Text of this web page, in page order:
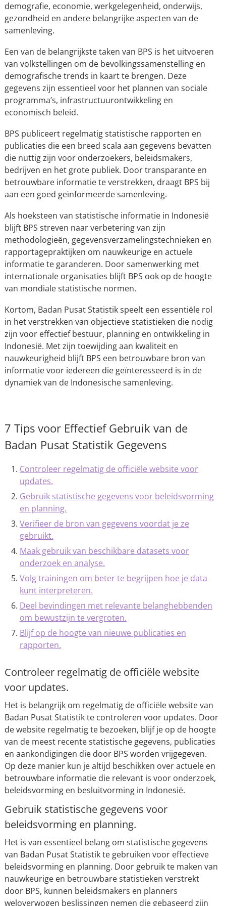
demografie, economie, werkgelegenheid, onderwijs,
gezondheid en andere belangrijke aspecten van de
samenleving.
Een van de belangrijkste taken van BPS is het uitvoeren
van volkstellingen om de bevolkingssamenstelling en
demografische trends in kaart te brengen. Deze
gegevens zijn essentieel voor het plannen van sociale
programma’s, infrastructuurontwikkeling en
economisch beleid.
BPS publiceert regelmatig statistische rapporten en
publicaties die een breed scala aan gegevens bevatten
die nuttig zijn voor onderzoekers, beleidsmakers,
bedrijven en het grote publiek. Door transparante en
betrouwbare informatie te verstrekken, draagt BPS bij
aan een goed geïnformeerde samenleving.
Als hoeksteen van statistische informatie in Indonesië
blijft BPS streven naar verbetering van zijn
methodologieën, gegevensverzamelingstechnieken en
rapportagepraktijken om nauwkeurige en actuele
informatie te garanderen. Door samenwerking met
internationale organisaties blijft BPS ook op de hoogte
van mondiale statistische normen.
Kortom, Badan Pusat Statistik speelt een essentiële rol
in het verstrekken van objectieve statistieken die nodig
zijn voor effectief bestuur, planning en ontwikkeling in
Indonesië. Met zijn toewijding aan kwaliteit en
nauwkeurigheid blijft BPS een betrouwbare bron van
informatie voor iedereen die geïnteresseerd is in de
dynamiek van de Indonesische samenleving.
7 Tips voor Effectief Gebruik van de
Badan Pusat Statistik Gegevens
Controleer regelmatig de officiële website voor
updates.
Gebruik statistische gegevens voor beleidsvorming
en planning.
Verifieer de bron van gegevens voordat je ze
gebruikt.
Maak gebruik van beschikbare datasets voor
onderzoek en analyse.
Volg trainingen om beter te begrijpen hoe je data
kunt interpreteren.
Deel bevindingen met relevante belanghebbenden
om bewustzijn te vergroten.
Blijf op de hoogte van nieuwe publicaties en
rapporten.
Controleer regelmatig de officiële website
voor updates.
Het is belangrijk om regelmatig de officiële website van
Badan Pusat Statistik te controleren voor updates. Door
de website regelmatig te bezoeken, blijf je op de hoogte
van de meest recente statistische gegevens, publicaties
en aankondigingen die door BPS worden vrijgegeven.
Op deze manier kun je altijd beschikken over actuele en
betrouwbare informatie die relevant is voor onderzoek,
beleidsvorming en besluitvorming in Indonesië.
Gebruik statistische gegevens voor
beleidsvorming en planning.
Het is van essentieel belang om statistische gegevens
van Badan Pusat Statistik te gebruiken voor effectieve
beleidsvorming en planning. Door gebruik te maken van
nauwkeurige en betrouwbare statistieken verstrekt
door BPS, kunnen beleidsmakers en planners
weloverwogen beslissingen nemen die gebaseerd zijn